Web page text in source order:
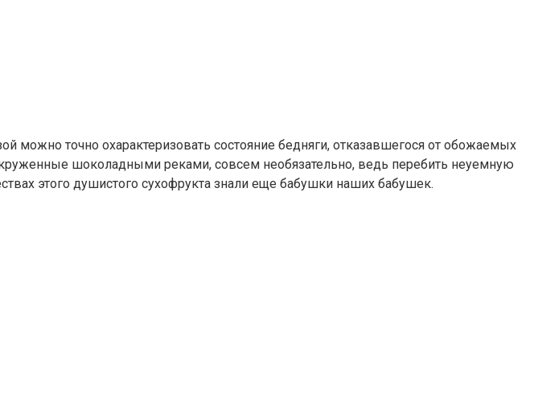
можно точно охарактеризовать состояние бедняги, отказавшегося от обожаемых
шоколадными реками, совсем необязательно, ведь перебить неуемную
этого душистого сухофрукта знали еще бабушки наших бабушек.